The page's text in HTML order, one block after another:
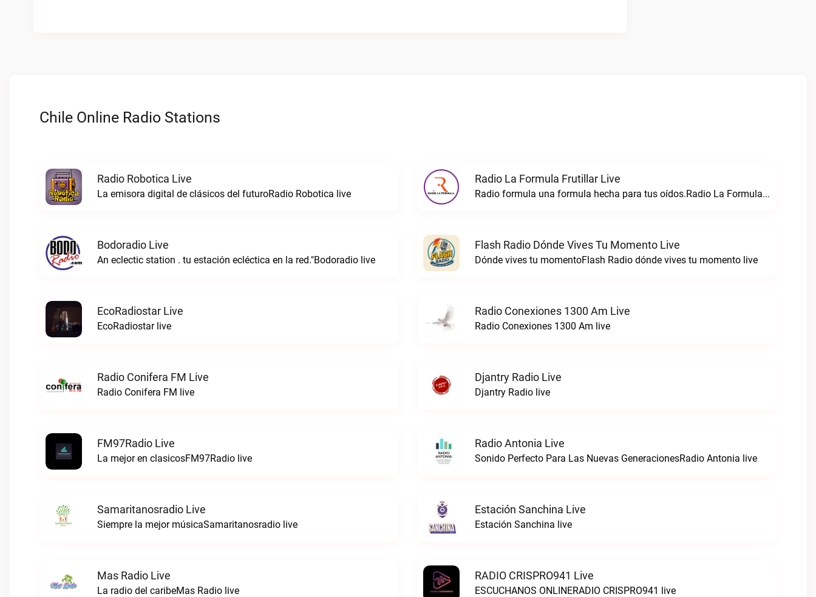
Chile Online Radio Stations
Radio Robotica Live
La emisora digital de clásicos del futuroRadio Robotica live
Radio La Formula Frutillar Live
Radio formula una formula hecha para tus oídos.Radio La Formula Frutillar live
Bodoradio Live
An eclectic station . tu estación ecléctica en la red."Bodoradio live
Flash Radio Dónde Vives Tu Momento Live
Dónde vives tu momentoFlash Radio dónde vives tu momento live
EcoRadiostar Live
EcoRadiostar live
Radio Conexiones 1300 Am Live
Radio Conexiones 1300 Am live
Radio Conifera FM Live
Radio Conifera FM live
Djantry Radio Live
Djantry Radio live
FM97Radio Live
La mejor en clasicosFM97Radio live
Radio Antonia Live
Sonido Perfecto Para Las Nuevas GeneracionesRadio Antonia live
Samaritanosradio Live
Siempre la mejor músicaSamaritanosradio live
Estación Sanchina Live
Estación Sanchina live
Mas Radio Live
La radio del caribeMas Radio live
RADIO CRISPRO941 Live
ESCUCHANOS ONLINERADIO CRISPRO941 live